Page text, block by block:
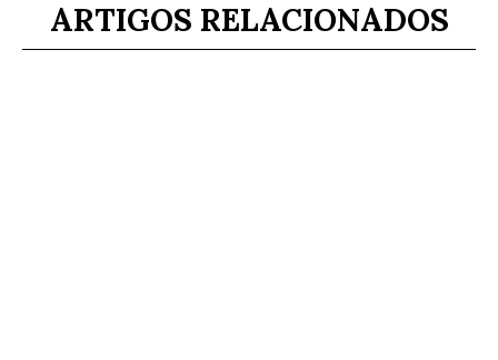
ARTIGOS RELACIONADOS